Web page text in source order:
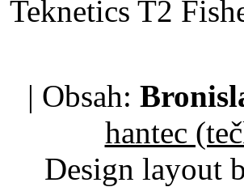
Teknetics T2
| Obsah:
hantec
Design layout